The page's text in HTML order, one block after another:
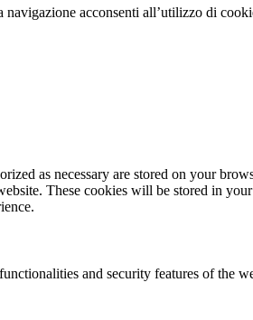
acconsenti all’utilizzo di
as necessary are stored on your
These cookies will be stored in
and security features of the